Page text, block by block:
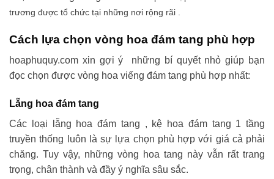
trương được tổ chức tại những nơi rộng rãi .
Cách lựa chọn vòng hoa đám tang phù hợp
hoaphuquy.com xin gợi ý những bí quyết nhỏ giúp bạn
đọc chọn được vòng hoa viếng đám tang phù hợp nhất:
Lẵng hoa đám tang
Các loại lẵng hoa đám tang , kệ hoa đám tang 1 tầng
truyền thống luôn là sự lựa chọn phù hợp với giá cả phải
chăng. Tuy vậy, những vòng hoa tang này vẫn rất trang
trọng, chân thành và đầy ý nghĩa sâu sắc.